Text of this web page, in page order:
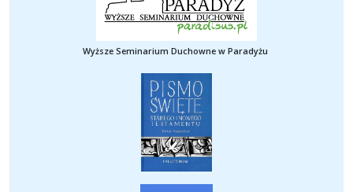
Wyższe Seminarium Duchowne w Paradyżu